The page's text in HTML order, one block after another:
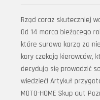
Rząd coraz skuteczniej
Od 14 marca bieżącego
które surowo karzą za
kary czekają kierowców,
decydują się prowadzić
wiedzieć! Artykuł
MOTO-HOME Skup aut